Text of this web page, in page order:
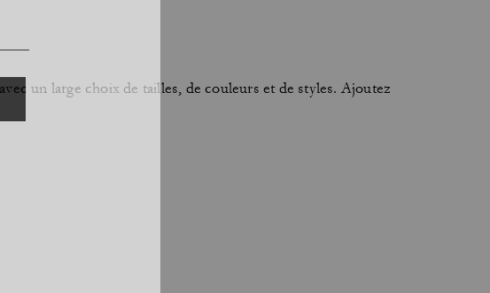
un large choix de tailles, de couleurs et de styles. Ajoutez